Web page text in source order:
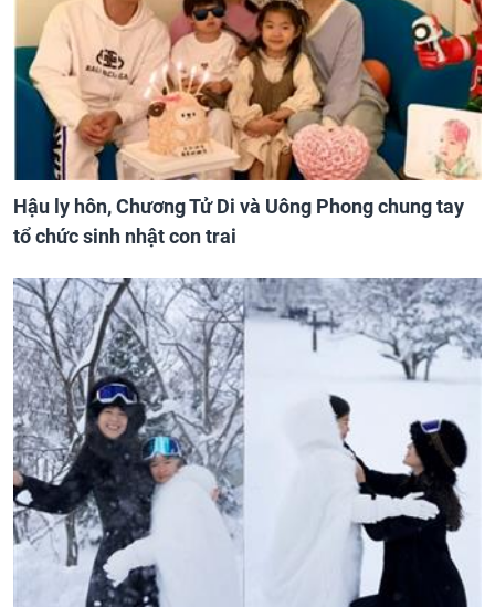
Hậu ly hôn, Chương Tử Di và Uông Phong chung tay
tổ chức sinh nhật con trai